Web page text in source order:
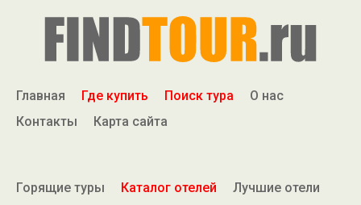
Главная Где купить Поиск тура
О нас
Контакты
Карта сайта
Горящие туры Каталог отелей
Лучшие отели